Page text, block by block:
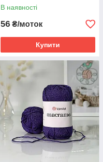
В наявності
56 ₴/моток
Купити